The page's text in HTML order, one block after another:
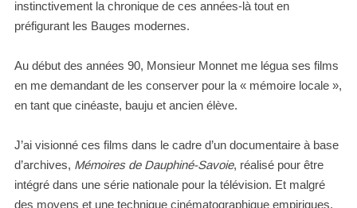
instinctivement la chronique de ces années-là tout en
préfigurant les Bauges modernes.
Au début des années 90, Monsieur Monnet me légua ses films
en me demandant de les conserver pour la « mémoire locale »,
en tant que cinéaste, bauju et ancien élève.
J’ai visionné ces films dans le cadre d’un documentaire à base
d’archives, Mémoires de Dauphiné-Savoie, réalisé pour être
intégré dans une série nationale pour la télévision. Et malgré
des moyens et une technique cinématographique empiriques,